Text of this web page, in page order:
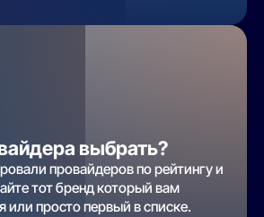
выбрать?
провайдеров по рейтингу и
тот бренд который вам
или просто первый в списке.